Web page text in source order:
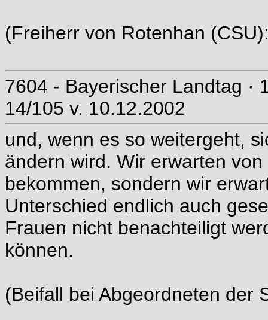
(Freiherr von Rotenhan
7604 - Bayerischer Landtag ·
14/105 v. 10.12.2002
und, wenn es so weitergeht,
ändern wird. Wir erwarten
bekommen, sondern wir
Unterschied endlich auch
Frauen nicht benachteiligt
können.
(Beifall bei Abgeordneten der